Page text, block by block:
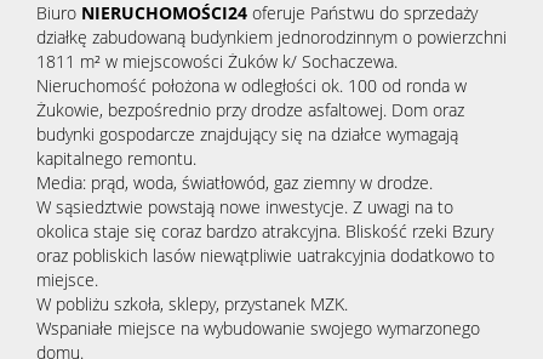
Biuro NIERUCHOMOŚCI24 oferuje Państwu do sprzedaży
działkę zabudowaną budynkiem jednorodzinnym o powierzchni
1811 m² w miejscowości Żuków k/ Sochaczewa.
Nieruchomość położona w odległości ok. 100 od ronda w
Żukowie, bezpośrednio przy drodze asfaltowej. Dom oraz
budynki gospodarcze znajdujący się na działce wymagają
kapitalnego remontu.
Media: prąd, woda, światłowód, gaz ziemny w drodze.
W sąsiedztwie powstają nowe inwestycje. Z uwagi na to
okolica staje się coraz bardzo atrakcyjna. Bliskość rzeki Bzury
oraz pobliskich lasów niewątpliwie uatrakcyjnia dodatkowo to
miejsce.
W pobliżu szkoła, sklepy, przystanek MZK.
Wspaniałe miejsce na wybudowanie swojego wymarzonego
domu.